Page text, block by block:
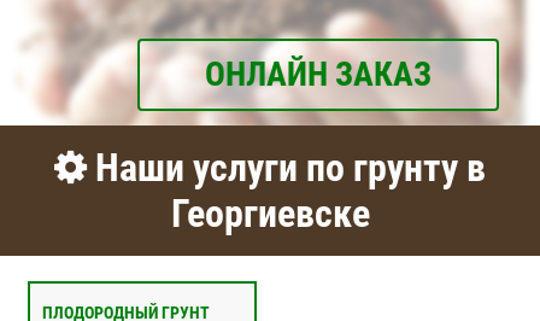
ОНЛАЙН ЗАКАЗ
Наши услуги по грунту в
Георгиевске
ПЛОДОРОДНЫЙ ГРУНТ